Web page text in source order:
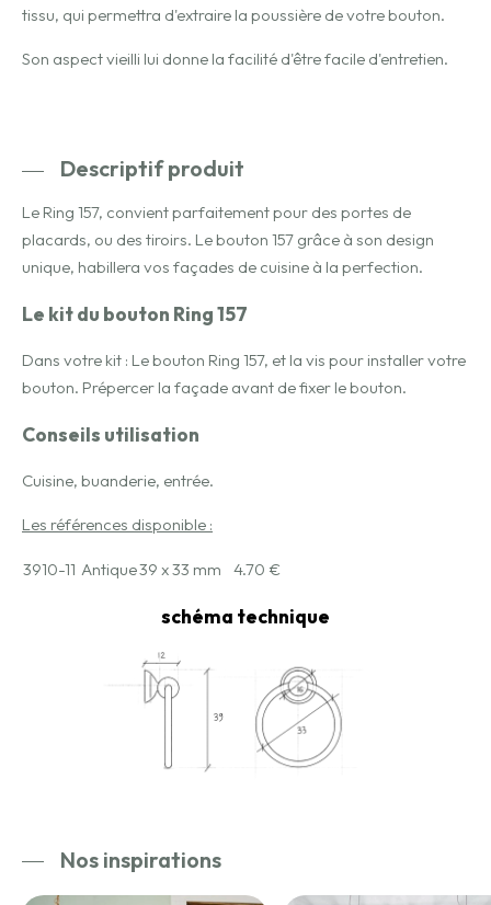
tissu, qui permettra d'extraire la poussière de votre bouton.
Son aspect vieilli lui donne la facilité d'être facile d'entretien.
Descriptif produit
Le Ring 157, convient parfaitement pour des portes de
placards, ou des tiroirs. Le bouton 157 grâce à son design
unique, habillera vos façades de cuisine à la perfection.
Le kit du bouton Ring 157
Dans votre kit : Le bouton Ring 157, et la vis pour installer votre
bouton. Prépercer la façade avant de fixer le bouton.
Conseils utilisation
Cuisine, buanderie, entrée.
Les références disponible :
3910-11 Antique39 x 33 mm 4.70 €
schéma technique
Nos inspirations